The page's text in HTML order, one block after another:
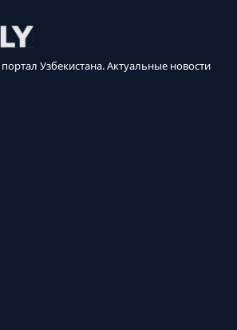
Узбекистана. Актуальные новости